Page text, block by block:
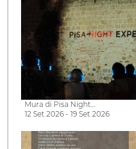
Mura di Pisa Night…
12 Set 2026 - 19 Set 2026